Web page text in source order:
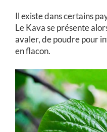
Il existe dans certains
Le Kava se présente
avaler, de poudre pour
en flacon.